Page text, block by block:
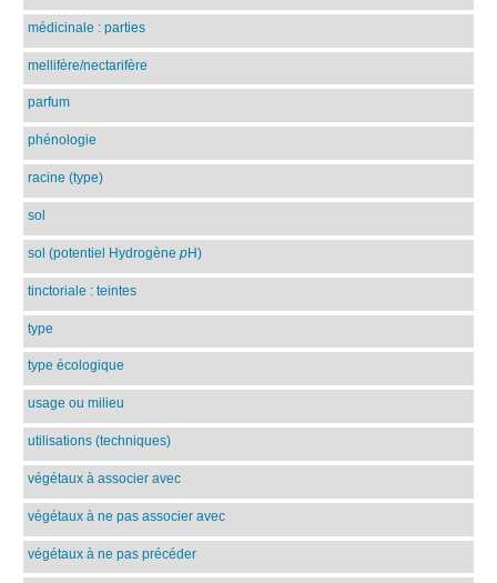
médicinale : parties
mellifère/nectarifère
parfum
phénologie
racine (type)
sol
sol (potentiel Hydrogène pH)
tinctoriale : teintes
type
type écologique
usage ou milieu
utilisations (techniques)
végétaux à associer avec
végétaux à ne pas associer avec
végétaux à ne pas précéder